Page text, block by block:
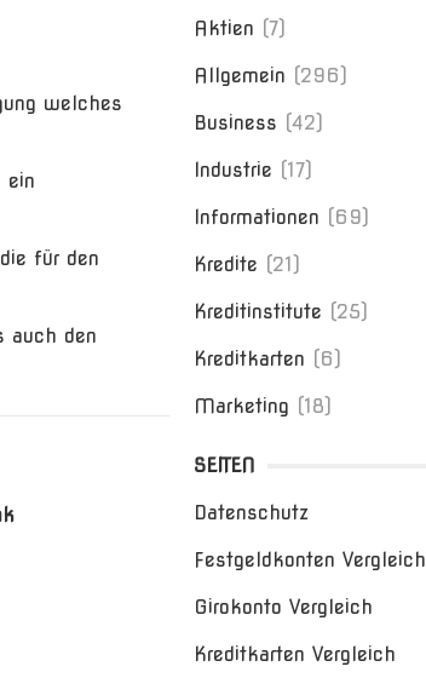
welches
ein
für den
auch den
Aktien (7)
Allgemein (296)
Business (42)
Industrie (17)
Informationen (69)
Kredite (21)
Kreditinstitute (25)
Kreditkarten (6)
Marketing (18)
SEITEN
Datenschutz
Festgeldkonten Vergleich
Girokonto Vergleich
Kreditkarten Vergleich